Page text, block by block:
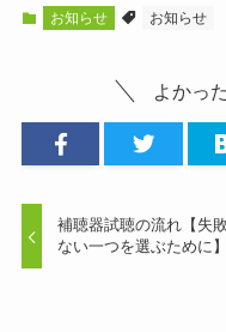
お知らせ お知らせ
よかっ
補聴器試聴の流れ【失
ない一つを選ぶために】